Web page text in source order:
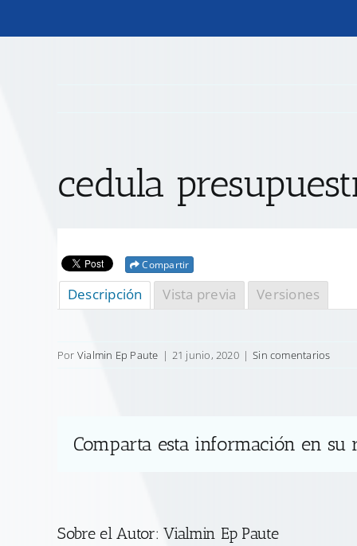
cedula
Compartir
Descripción Vista previa Versiones
Por Vialmin Ep Paute | 21 junio, 2020 | Sin comentarios
Comparta esta información en su
Sobre el Autor:Vialmin Ep Paute